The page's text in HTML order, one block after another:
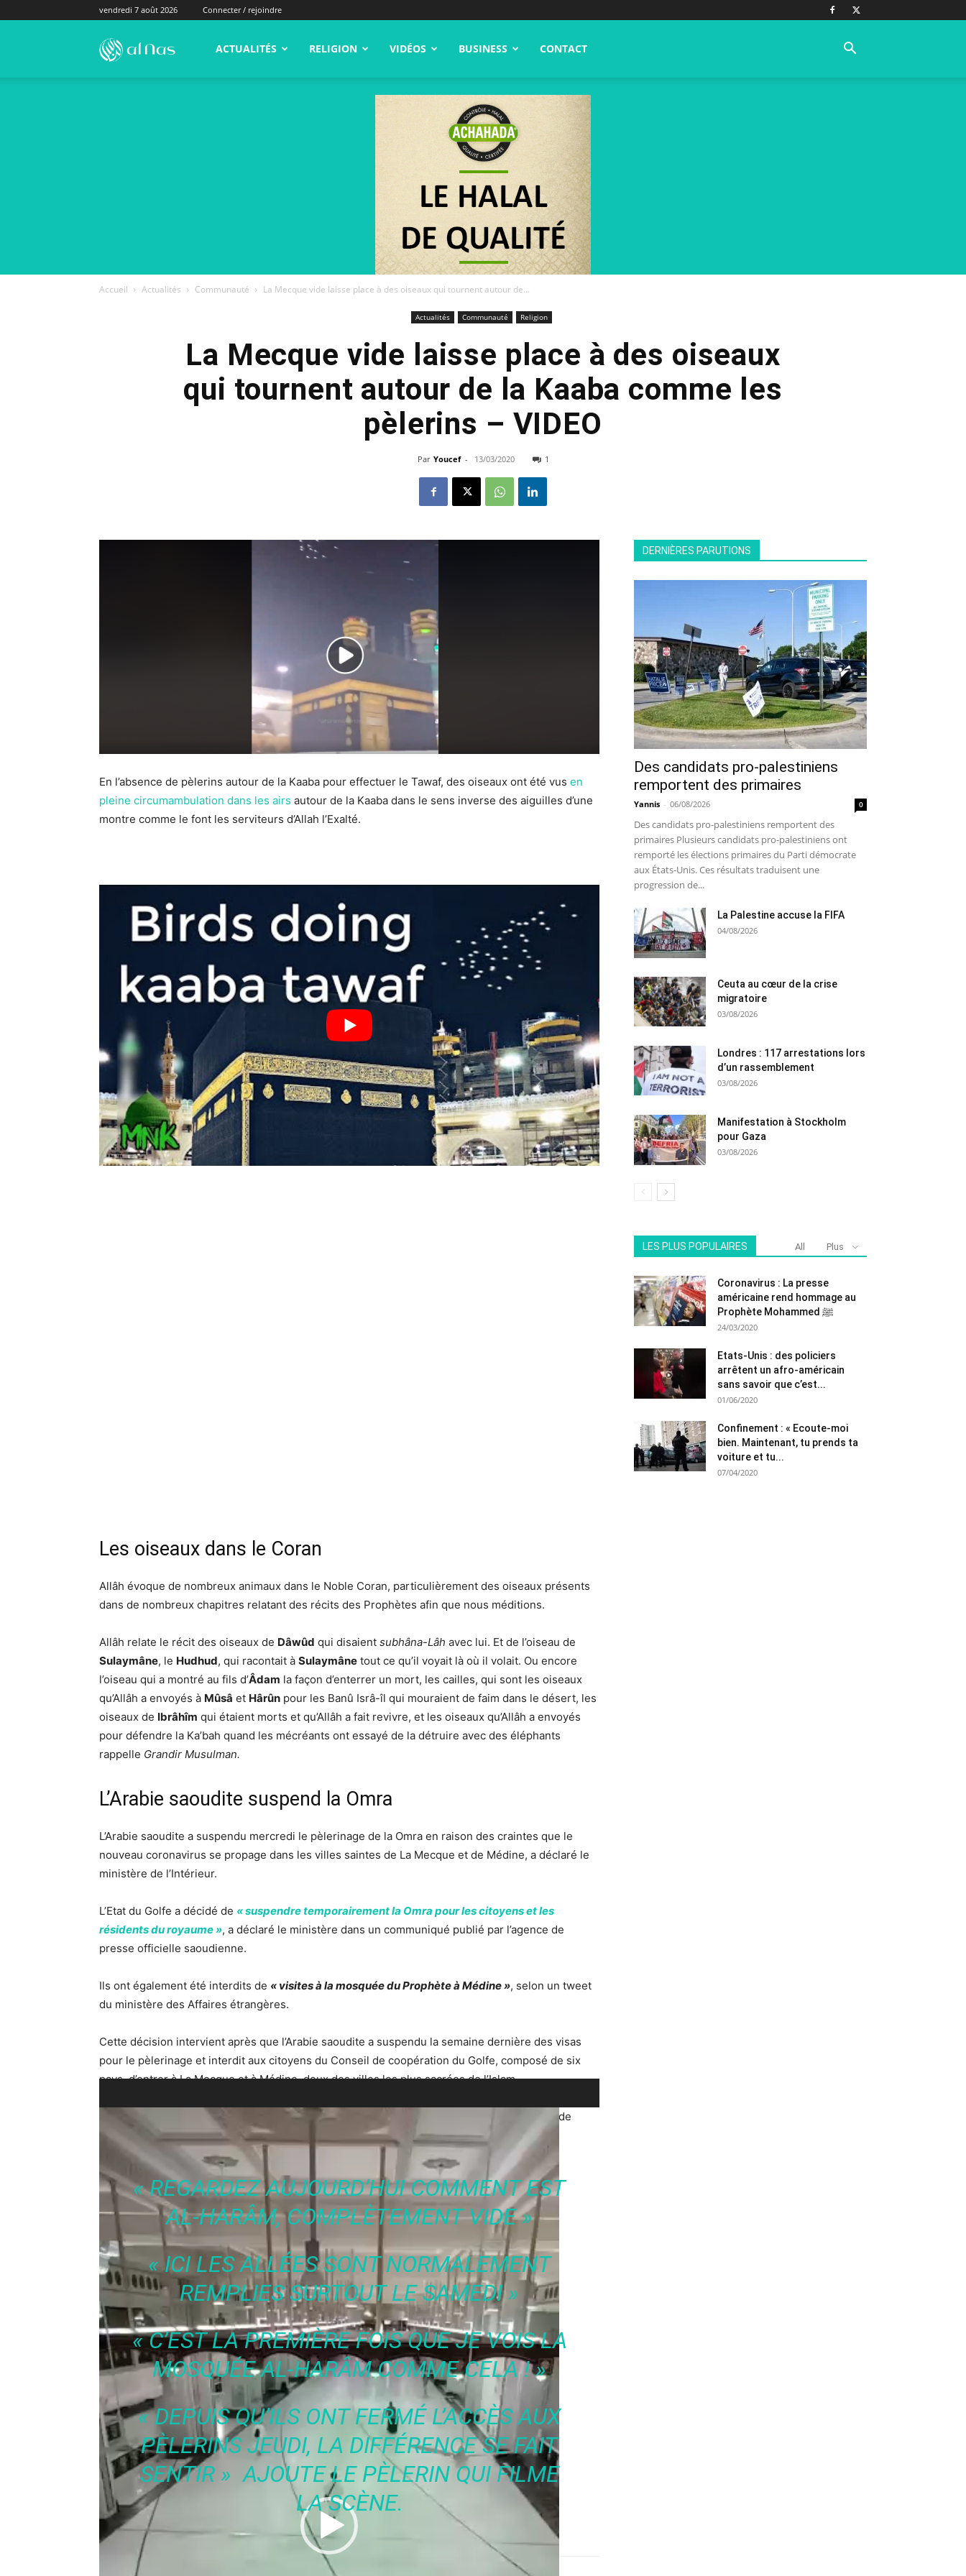
vendredi 7 août 2026 Connecter / rejoindre
alNas.fr ACTUALITÉS RELIGION VIDÉOS BUSINESS CONTACT
Accueil Actualités Communauté La Mecque vide laisse place à des oiseaux qui tournent autour de...
Actualités Communauté Religion
La Mecque vide laisse place à des oiseaux
qui tournent autour de la Kaaba comme les
pèlerins – VIDEO
Par Youcef - 13/03/2020 1
En l’absence de pèlerins autour de la Kaaba pour effectuer le Tawaf, des oiseaux ont été vus en
pleine circumambulation dans les airs autour de la Kaaba dans le sens inverse des aiguilles d’une
montre comme le font les serviteurs d’Allah l’Exalté.
Les oiseaux dans le Coran
Allâh évoque de nombreux animaux dans le Noble Coran, particulièrement des oiseaux présents
dans de nombreux chapitres relatant des récits des Prophètes afin que nous méditions.
Allâh relate le récit des oiseaux de Dâwûd qui disaient subhâna-Lâh avec lui. Et de l’oiseau de
Sulaymâne, le Hudhud, qui racontait à Sulaymâne tout ce qu’il voyait là où il volait. Ou encore
l’oiseau qui a montré au fils d’Âdam la façon d’enterrer un mort, les cailles, qui sont les oiseaux
qu’Allâh a envoyés à Mûsâ et Hârûn pour les Banû Isrâ-îl qui mouraient de faim dans le désert, les
oiseaux de Ibrâhîm qui étaient morts et qu’Allâh a fait revivre, et les oiseaux qu’Allâh a envoyés
pour défendre la Ka’bah quand les mécréants ont essayé de la détruire avec des éléphants
rappelle Grandir Musulman.
L’Arabie saoudite suspend la Omra
L’Arabie saoudite a suspendu mercredi le pèlerinage de la Omra en raison des craintes que le
nouveau coronavirus se propage dans les villes saintes de La Mecque et de Médine, a déclaré le
ministère de l’Intérieur.
L’Etat du Golfe a décidé de « suspendre temporairement la Omra pour les citoyens et les
résidents du royaume », a déclaré le ministère dans un communiqué publié par l’agence de
presse officielle saoudienne.
Ils ont également été interdits de « visites à la mosquée du Prophète à Médine », selon un tweet
du ministère des Affaires étrangères.
Cette décision intervient après que l’Arabie saoudite a suspendu la semaine dernière des visas
pour le pèlerinage et interdit aux citoyens du Conseil de coopération du Golfe, composé de six
pays, d’entrer à La Mecque et à Médine, deux des villes les plus sacrées de l’Islam.
vidéo
Un homme présent à La Mecque avait filmé les allées désertes du site sacré à un moment de
faible affluence et déclare :
« REGARDEZ AUJOURD’HUI COMMENT EST
AL-HARÂM, COMPLÈTEMENT VIDE »
« ICI LES ALLÉES SONT NORMALEMENT
REMPLIES SURTOUT LE SAMEDI »
« C’EST LA PREMIÈRE FOIS QUE JE VOIS LA
MOSQUÉE AL-HARÂM COMME CELA ! »
« DEPUIS QU’ILS ONT FERMÉ L’ACCÈS AUX
PÈLERINS JEUDI, LA DIFFÉRENCE SE FAIT
SENTIR » AJOUTE LE PÈLERIN QUI FILME
LA SCÈNE.
DERNIÈRES PARUTIONS
Des candidats pro-palestiniens
remportent des primaires
Yannis - 06/08/2026 0
Des candidats pro-palestiniens remportent des
primaires Plusieurs candidats pro-palestiniens ont
remporté les élections primaires du Parti démocrate
aux États-Unis. Ces résultats traduisent une
progression de...
La Palestine accuse la FIFA
04/08/2026
Ceuta au cœur de la crise
migratoire
03/08/2026
Londres : 117 arrestations lors
d’un rassemblement
03/08/2026
Manifestation à Stockholm
pour Gaza
03/08/2026
LES PLUS POPULAIRES All Plus
Coronavirus : La presse
américaine rend hommage au
Prophète Mohammed ﷺ
24/03/2020
Etats-Unis : des policiers
arrêtent un afro-américain
sans savoir que c’est...
01/06/2020
Confinement : « Ecoute-moi
bien. Maintenant, tu prends ta
voiture et tu...
07/04/2020